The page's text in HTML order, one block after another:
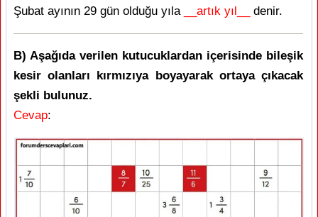
Şubat ayının 29 gün olduğu yıla __artık yıl__ denir.
B) Aşağıda verilen kutucuklardan içerisinde bileşik
kesir olanları kırmızıya boyayarak ortaya çıkacak
şekli bulunuz.
Cevap: